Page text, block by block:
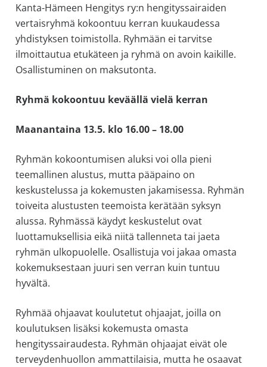
Kanta-Hämeen Hengitys ry:n hengityssairaiden
vertaisryhmä kokoontuu kerran kuukaudessa
yhdistyksen toimistolla. Ryhmään ei tarvitse
ilmoittautua etukäteen ja ryhmä on avoin kaikille.
Osallistuminen on maksutonta.
Ryhmä kokoontuu keväällä vielä kerran
Maanantaina 13.5. klo 16.00 – 18.00
Ryhmän kokoontumisen aluksi voi olla pieni
teemallinen alustus, mutta pääpaino on
keskustelussa ja kokemusten jakamisessa. Ryhmän
toiveita alustusten teemoista kerätään syksyn
alussa. Ryhmässä käydyt keskustelut ovat
luottamuksellisia eikä niitä tallenneta tai jaeta
ryhmän ulkopuolelle. Osallistuja voi jakaa omasta
kokemuksestaan juuri sen verran kuin tuntuu
hyvältä.
Ryhmää ohjaavat koulutetut ohjaajat, joilla on
koulutuksen lisäksi kokemusta omasta
hengityssairaudesta. Ryhmän ohjaajat eivät ole
terveydenhuollon ammattilaisia, mutta he osaavat